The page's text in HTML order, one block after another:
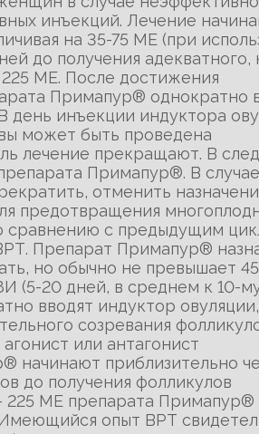
инъекций. Лечение
на 35-75 МЕ (при
до получения адекватного,
МЕ. После достижения
Примапур® однократно
инъекции индуктора
может быть проведена
лечение прекращают. В
Примапур®. В случае
отменить
предотвращения
сравнению с предыдущим
Препарат Примапур®
но обычно не превышает
(5-20 дней, в среднем к 10-
вводят индуктор овуляции,
созревания
или антагонист
начинают приблизительно
до получения фолликулов
225 МЕ препарата Примапур®
опыт ВРТ